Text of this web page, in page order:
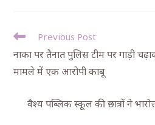
Previous Post
नाका पर तैनात पुलिस टीम पर गाड़ी
मामले में एक आरोपी काबू
वैश्य पब्लिक स्कूल की छात्रों ने